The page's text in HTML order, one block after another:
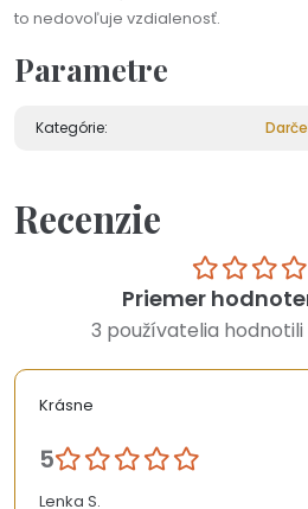
to nedovoľuje vzdialenosť.
Parametre
Kategórie:
Recenzie
Priemer
3 používatelia
Krásne
5
Lenka S.